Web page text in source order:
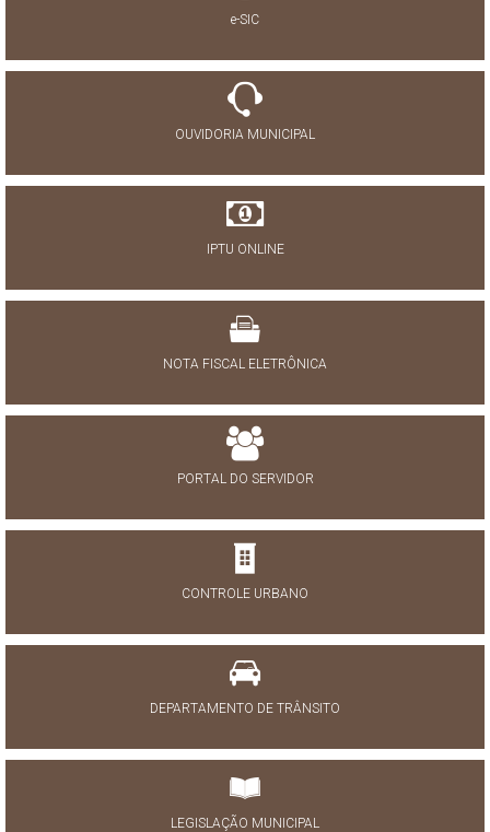
e-SIC
OUVIDORIA MUNICIPAL
IPTU ONLINE
NOTA FISCAL ELETRÔNICA
PORTAL DO SERVIDOR
CONTROLE URBANO
DEPARTAMENTO DE TRÂNSITO
LEGISLAÇÃO MUNICIPAL